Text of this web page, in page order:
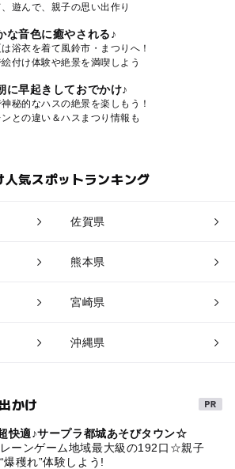
遊んで、親子の思い出作り
な音色に癒やされる♪
浴衣を着て風鈴市・まつりへ！
付け体験や絶景を満喫しよう
に早起きしておでかけ♪
秘的なハスの絶景を楽しもう！
ンとの違い＆ハスまつり情報も
気スポットランキング
佐賀県
熊本県
宮崎県
沖縄県
かけ
快適♪サープラ都城あそびタウン☆
ーンゲーム地域最大級の192口☆親子
爆穫れ”体験しよう!